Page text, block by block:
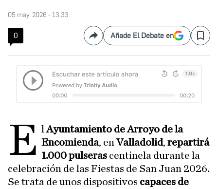
05 may. 2026 - 13:33
0 CompartirAñade El Debate en Save
E lAyuntamiento de Arroyo de la
Encomienda, enValladolid,repartirá
1.000 pulseras centinela durante la
celebración de las Fiestas de San Juan 2026.
Se trata de unos dispositivos capaces de